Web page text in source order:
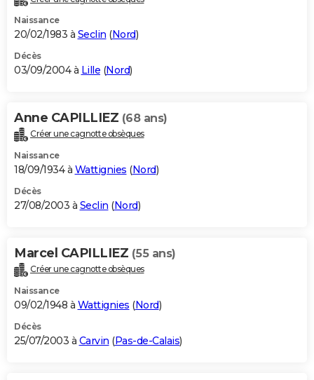
Naissance
20/02/1983 à Seclin (Nord)
Décès
03/09/2004 à Lille (Nord)
Anne CAPILLIEZ (68 ans)
Créer une cagnotte obsèques
Naissance
18/09/1934 à Wattignies (Nord)
Décès
27/08/2003 à Seclin (Nord)
Marcel CAPILLIEZ (55 ans)
Créer une cagnotte obsèques
Naissance
09/02/1948 à Wattignies (Nord)
Décès
25/07/2003 à Carvin (Pas-de-Calais)